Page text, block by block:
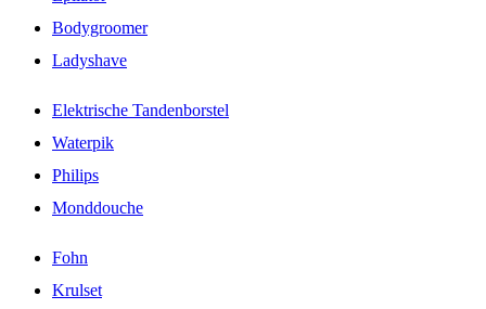
Bodygroomer
Ladyshave
Elektrische Tandenborstel
Waterpik
Philips
Monddouche
Fohn
Krulset